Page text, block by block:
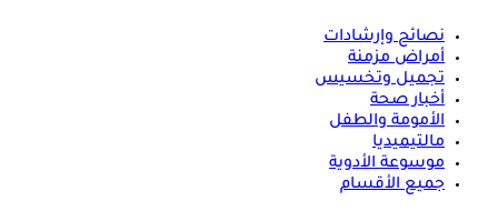
نصائح وإرشادات
أمراض مزمنة
تجميل وتخسيس
أخبار صحة
الأمومة والطفل
مالتيميديا
موسوعة الأدوية
جميع الأقسام